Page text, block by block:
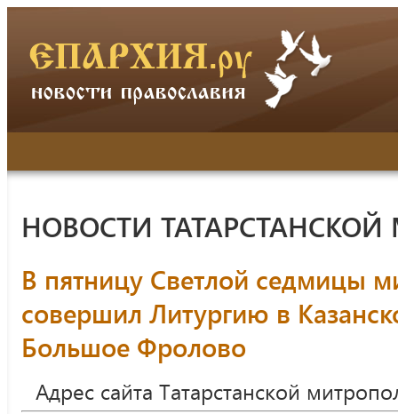
НОВОСТИ
В пятницу Светлой седмицы
совершил Литургию в
Большое Фролово
Адрес сайта Татарстанской